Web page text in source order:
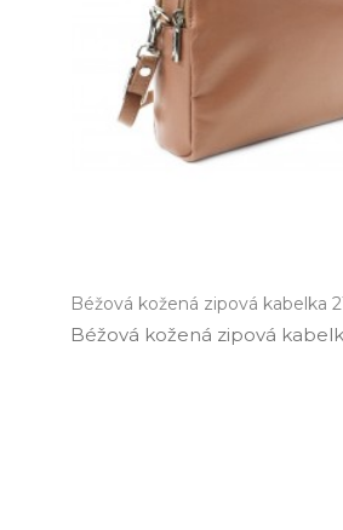
Béžová kožená zipová kabelka
Béžová kožená zipová